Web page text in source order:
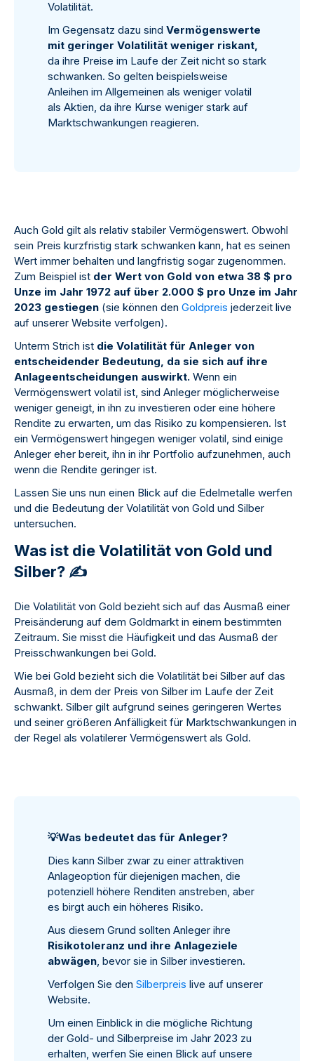
Volatilität.
Im Gegensatz dazu sind Vermögenswerte
mit geringer Volatilität weniger riskant,
da ihre Preise im Laufe der Zeit nicht so stark
schwanken. So gelten beispielsweise
Anleihen im Allgemeinen als weniger volatil
als Aktien, da ihre Kurse weniger stark auf
Marktschwankungen reagieren.
Auch Gold gilt als relativ stabiler Vermögenswert. Obwohl
sein Preis kurzfristig stark schwanken kann, hat es seinen
Wert immer behalten und langfristig sogar zugenommen.
Zum Beispiel ist der Wert von Gold von etwa 38 $ pro
Unze im Jahr 1972 auf über 2.000 $ pro Unze im Jahr
2023 gestiegen (sie können den Goldpreis jederzeit live
auf unserer Website verfolgen).
Unterm Strich ist die Volatilität für Anleger von
entscheidender Bedeutung, da sie sich auf ihre
Anlageentscheidungen auswirkt. Wenn ein
Vermögenswert volatil ist, sind Anleger möglicherweise
weniger geneigt, in ihn zu investieren oder eine höhere
Rendite zu erwarten, um das Risiko zu kompensieren. Ist
ein Vermögenswert hingegen weniger volatil, sind einige
Anleger eher bereit, ihn in ihr Portfolio aufzunehmen, auch
wenn die Rendite geringer ist.
Lassen Sie uns nun einen Blick auf die Edelmetalle werfen
und die Bedeutung der Volatilität von Gold und Silber
untersuchen.
Was ist die Volatilität von Gold und
Silber? ✍️
Die Volatilität von Gold bezieht sich auf das Ausmaß einer
Preisänderung auf dem Goldmarkt in einem bestimmten
Zeitraum. Sie misst die Häufigkeit und das Ausmaß der
Preisschwankungen bei Gold.
Wie bei Gold bezieht sich die Volatilität bei Silber auf das
Ausmaß, in dem der Preis von Silber im Laufe der Zeit
schwankt. Silber gilt aufgrund seines geringeren Wertes
und seiner größeren Anfälligkeit für Marktschwankungen in
der Regel als volatilerer Vermögenswert als Gold.
💡Was bedeutet das für Anleger?
Dies kann Silber zwar zu einer attraktiven
Anlageoption für diejenigen machen, die
potenziell höhere Renditen anstreben, aber
es birgt auch ein höheres Risiko.
Aus diesem Grund sollten Anleger ihre
Risikotoleranz und ihre Anlageziele
abwägen , bevor sie in Silber investieren.
Verfolgen Sie den Silberpreis live auf unserer
Website.
Um einen Einblick in die mögliche Richtung
der Gold- und Silberpreise im Jahr 2023 zu
erhalten, werfen Sie einen Blick auf unsere